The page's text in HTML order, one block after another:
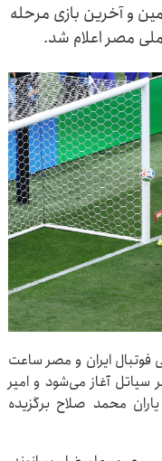
و آخرین بازی مرحله
فوتبال ایران و مصر ساعت
سیاتل آغاز می‌شود و امیر
محمد صلاح برگزیده